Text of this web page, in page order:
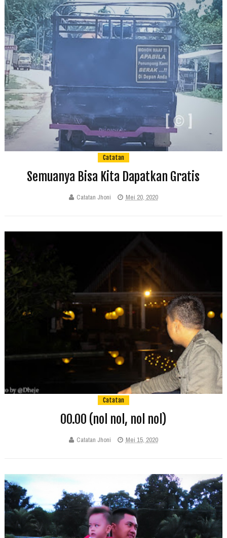
Catatan
Semuanya Bisa Kita Dapatkan Gratis
Catatan Jhoni Mei 20, 2020
Catatan
00.00 (nol nol, nol nol)
Catatan Jhoni Mei 15, 2020